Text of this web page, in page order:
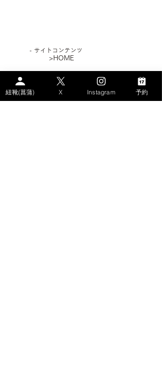
​- サイトコンテンツ
>HOME
>WHAT's AYAME？
>PLAN
紐靴(菖蒲) X Instagram 予約